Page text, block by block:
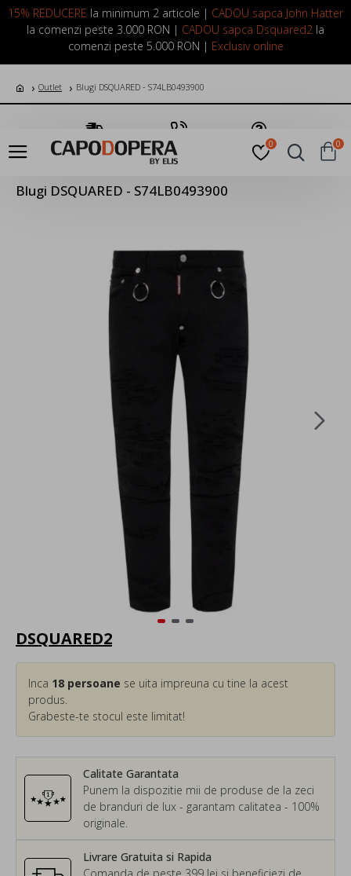
15% REDUCERE la minimum 2 articole | CADOU sapca John Hatter
la comenzi peste 3.000 RON | CADOU sapca Dsquared2 la
comenzi peste 5.000 RON | Exclusiv online
LOGIN INREGISTRARE
0 0
Outlet Blugi DSQUARED - S74LB0493900
Transport Gratuit Suna Acum Pune o Intrebare
Blugi DSQUARED - S74LB0493900
DSQUARED2
Calitate Garantata
Punem la dispozitie mii de produse de la zeci
de branduri de lux - garantam calitatea - 100%
originale.
Inca 18 persoane se uita impreuna cu tine la acest
produs.
Grabeste-te stocul este limitat!
Livrare Gratuita si Rapida
Comanda de peste 399 lei si beneficiezi de